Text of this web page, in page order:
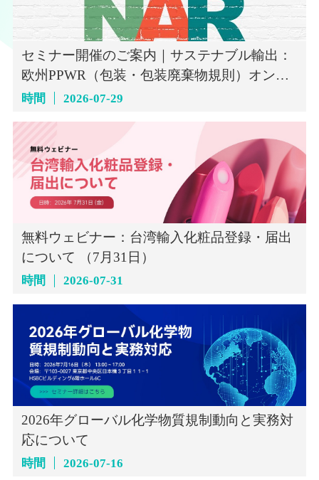
セミナー開催のご案内｜サステナブル輸出：
欧州PPWR（包装・包装廃棄物規則）オンラ
インセミナー（7月29日）
時間 2026-07-29
無料ウェビナー：台湾輸入化粧品登録・届出
について （7月31日）
時間 2026-07-31
2026年グローバル化学物質規制動向と実務対
応について
時間 2026-07-16